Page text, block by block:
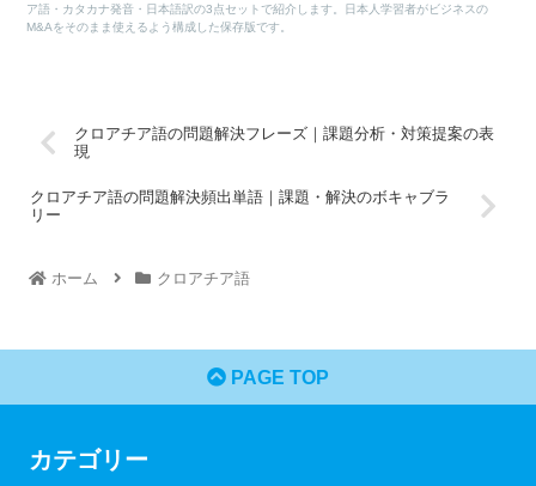
ア語・カタカナ発音・日本語訳の3点セットで紹介します。日本人学習者がビジネスの
M&Aをそのまま使えるよう構成した保存版です。
クロアチア語の問題解決フレーズ｜課題分析・対策提案の表
現
クロアチア語の問題解決頻出単語｜課題・解決のボキャブラ
リー
ホーム クロアチア語
PAGE TOP
カテゴリー